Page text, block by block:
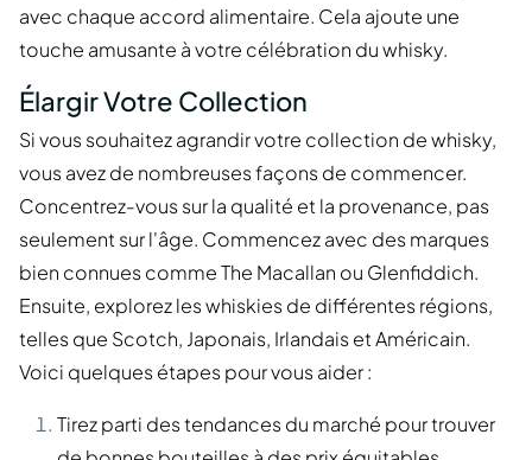
avec chaque accord alimentaire. Cela ajoute une
touche amusante à votre célébration du whisky.
Élargir Votre Collection
Si vous souhaitez agrandir votre collection de whisky,
vous avez de nombreuses façons de commencer.
Concentrez-vous sur la qualité et la provenance, pas
seulement sur l'âge. Commencez avec des marques
bien connues comme The Macallan ou Glenfiddich.
Ensuite, explorez les whiskies de différentes régions,
telles que Scotch, Japonais, Irlandais et Américain.
Voici quelques étapes pour vous aider :
Tirez parti des tendances du marché pour trouver